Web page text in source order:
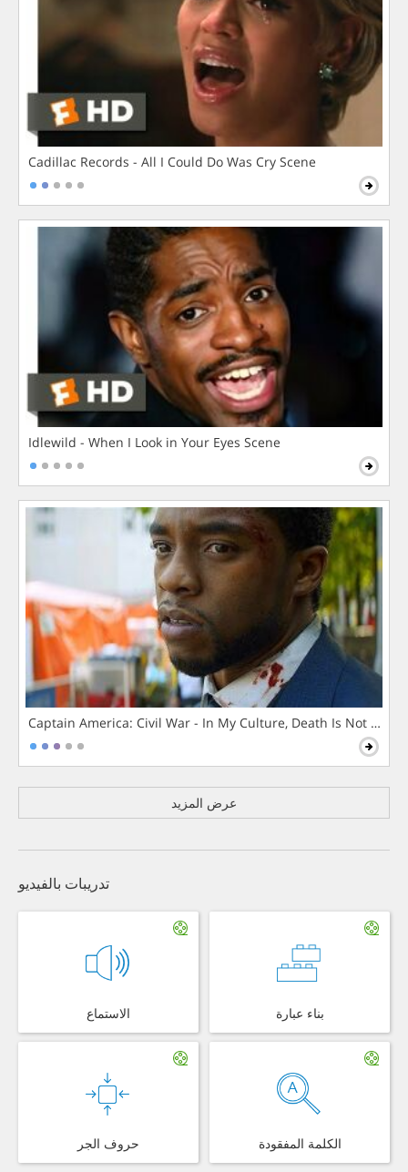
Cadillac Records - All I Could Do Was Cry Scene
Idlewild - When I Look in Your Eyes Scene
Captain America: Civil War - In My Culture, Death Is Not The
عرض المزيد
تدريبات بالفيديو
الاستماع بناء عبارة
حروف الجر الكلمة المفقودة